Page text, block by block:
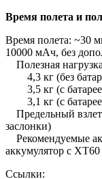
Время полета и
Время полета: ~30
10000 мАч, без
Полезная
4,3 кг (без
3,5 кг (с
3,1 кг (с
Предельный
заслонки)
Рекомендуемые
аккумулятор с
Ссылки: